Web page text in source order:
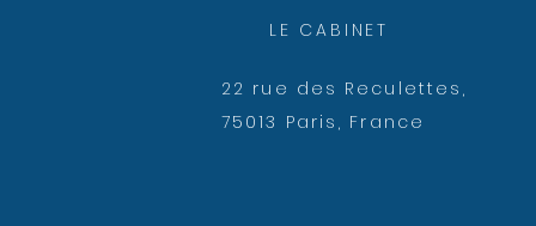
LE CABINET
22 rue des Reculettes,
75013 Paris, France